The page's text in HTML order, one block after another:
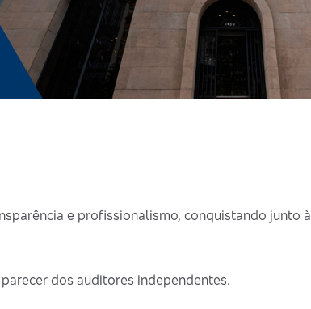
e profissionalismo, conquistando junto à
dos auditores independentes.